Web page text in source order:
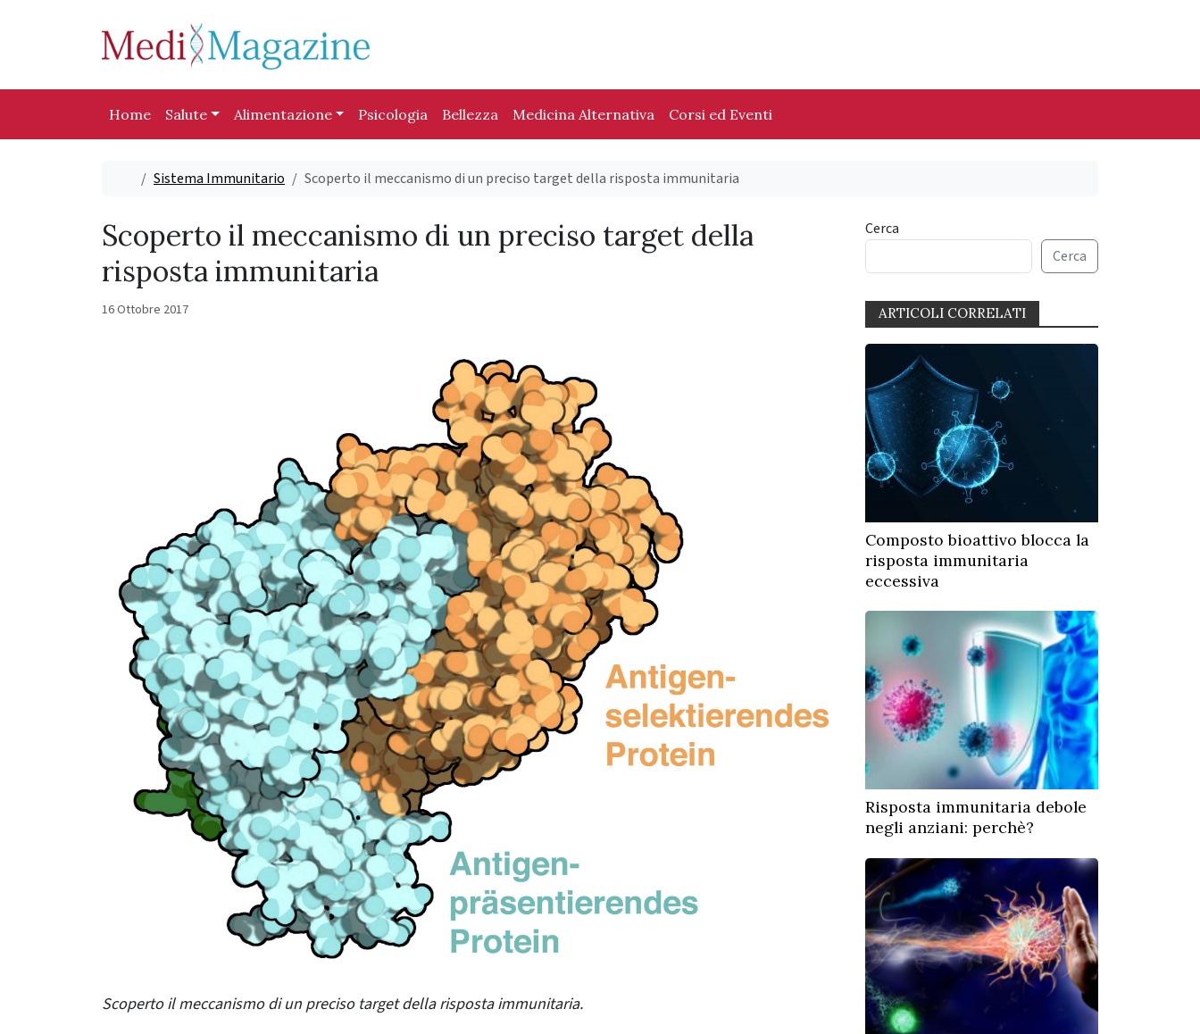
Home Salute Alimentazione Psicologia Bellezza Medicina Alternativa Corsi ed Eventi
Home
Sistema Immunitario Scoperto il meccanismo di un preciso target della risposta immunitaria
Scoperto il meccanismo di un preciso target della
risposta immunitaria
16 Ottobre 2017
Scoperto il meccanismo di un preciso target della risposta immunitaria.
Cerca
Cerca
ARTICOLI CORRELATI
Composto bioattivo blocca la
risposta immunitaria
eccessiva
Risposta immunitaria debole
negli anziani: perchè?